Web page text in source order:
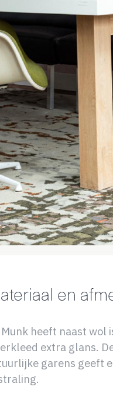
en
Munk heeft naast wol
extra glans.
garens geeft